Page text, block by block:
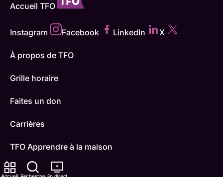
Accueil TFO
Instagram Facebook LinkedIn X
À propos de TFO
Grille horaire
Faites un don
Carrières
TFO Apprendre à la maison
Comment nous capter